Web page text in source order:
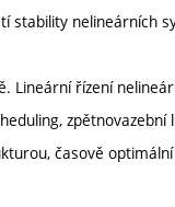
stability nelineárních
Lineární řízení
zpětnovazební
časově